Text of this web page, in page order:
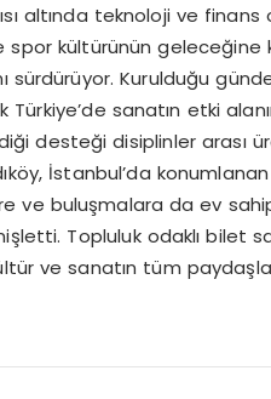
altında teknoloji ve finans
spor kültürünün geleceğine
sürdürüyor. Kurulduğu
sanatın etki
desteği disiplinler arası
İstanbul’da
ve buluşmalara da ev
Topluluk odaklı bilet
ve sanatın tüm